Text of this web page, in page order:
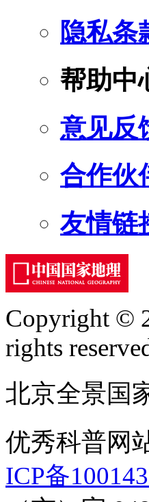
隐私条
帮助中
意见反
合作伙
友情链
Copyright ©
rights
北京全景国
优秀科普网
ICP备